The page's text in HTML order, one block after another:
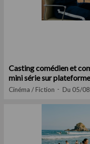
Casting comédien et
mini série sur plateforme
Cinéma / Fiction Du 05/